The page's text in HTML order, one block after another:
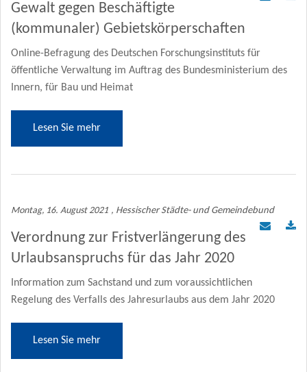
Gewalt gegen Beschäftigte
(kommunaler) Gebietskörperschaften
Online-Befragung des Deutschen Forschungsinstituts für
öffentliche Verwaltung im Auftrag des Bundesministerium des
Innern, für Bau und Heimat
Lesen Sie mehr
Montag, 16. August 2021 , Hessischer Städte- und Gemeindebund
Verordnung zur Fristverlängerung des
Urlaubsanspruchs für das Jahr 2020
Information zum Sachstand und zum voraussichtlichen
Regelung des Verfalls des Jahresurlaubs aus dem Jahr 2020
Lesen Sie mehr